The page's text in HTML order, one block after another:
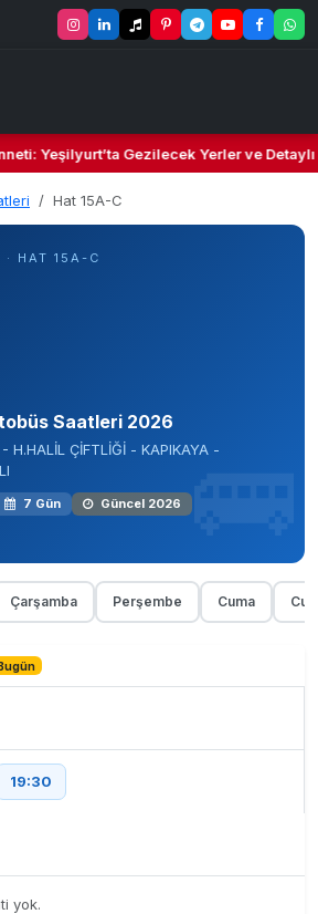
Yeşilyurt’ta Gezilecek Yerler ve Detaylı
Hat 15A-C
· HAT 15A-C
Saatleri 2026
H.HALİL ÇİFTLİĞİ - KAPIKAYA -
7 Gün
Güncel 2026
Çarşamba Perşembe Cuma
19:30
yok.